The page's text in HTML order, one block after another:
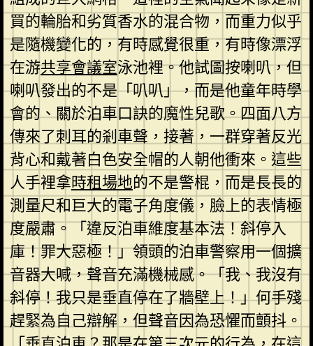
買的輪胎和劣質香水的混合物，而重力似乎
是隨機變化的，有時感覺很重，有時像漂浮
在游共享會議室泳池裡。他試圖按喇叭，但
喇叭發出的不是「叭叭」，而是他童年時學
會的、關於泊車口訣的魔性兒歌。四面八方
傳來了刺耳的剎車聲，接著，一群穿著反光
背心和戴著白色安全帽的人朝他衝來。這些
人手裡拿時租場地的不是警棍，而是長長的
測量尺和巨大的電子角度儀，臉上的表情極
度嚴肅。「違反泊車維度基本法！斜停入
庫！罪大惡極！」領頭的泊車警察用一個擴
音器大喊，聲音充滿機械感。「我、我沒有
斜停！我只是垂直停在了牆壁上！」何手殘
趕緊為自己辯解，但聲音因為恐懼而顫抖。